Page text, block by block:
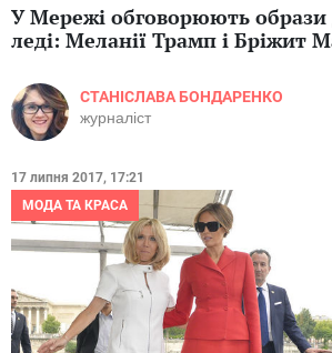
У Мережі обговорюють
леді: Меланії Трамп і Бріжит
СТАНІСЛАВА БОНДАРЕНКО
журналіст
17 липня 2017, 17:21
МОДА ТА КРАСА